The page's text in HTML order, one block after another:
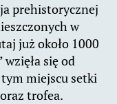
prehistorycznej
w
już około 1000
się od
miejscu setki
trofea.